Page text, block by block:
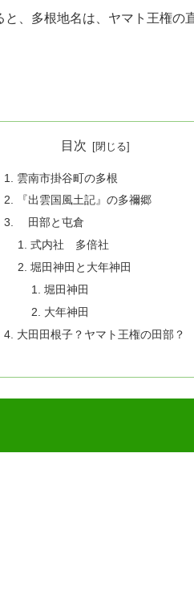
、 多根地名は、ヤマト王権の
目次
雲南市掛谷町の多根
『出雲国風土記』の多禰郷
田部と屯倉
式内社 多倍社
堀田神田と大年神田
堀田神田
大年神田
大田田根子？ヤマト王権の田部？